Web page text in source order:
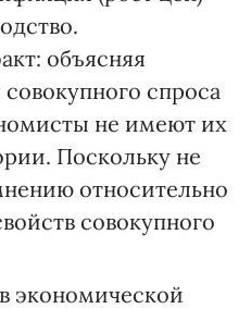
объясняя
спроса
не имеют их
Поскольку не
относительно
совокупного
экономической